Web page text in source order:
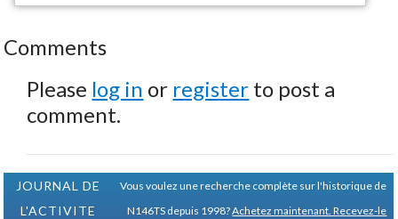
Comments
Please log in or register to post a
comment.
JOURNAL DE
L'ACTIVITE
Vous voulez une recherche complète sur l'historique de
N146TS depuis 1998?Achetez maintenant. Recevez-le